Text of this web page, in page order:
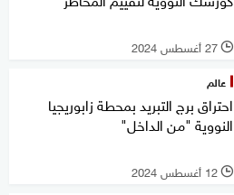
l 27 أغسطس 2024
عالم
احتراق برج التبريد بمحطة زابوريجيا
النووية "من الداخل"
l 12 أغسطس 2024